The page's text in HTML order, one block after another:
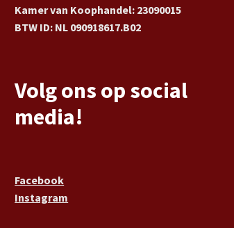
Kamer van Koophandel: 23090015
BTW ID: NL 090918617.B02
Volg ons op social
media!
Facebook
Instagram